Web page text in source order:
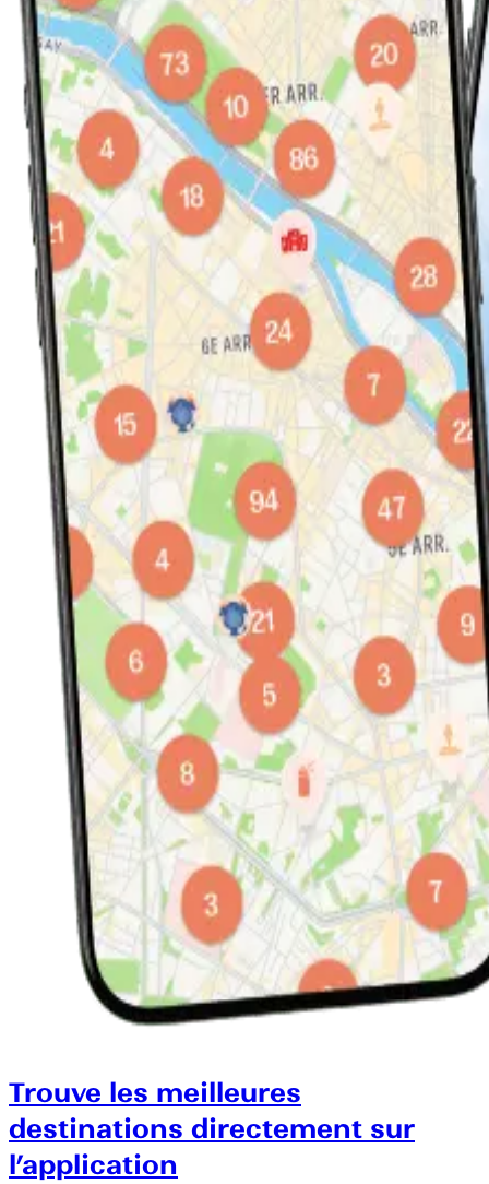
Trouve les meilleures
destinations directement sur
l’application